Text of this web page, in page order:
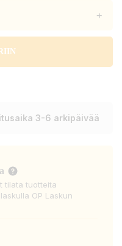
+
3-6 arkipäivää
tilata tuotteita
OP Laskun